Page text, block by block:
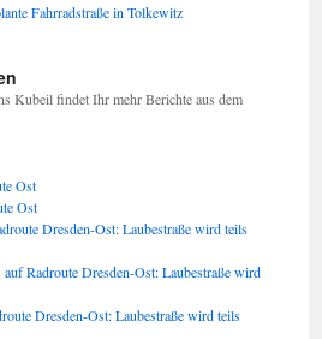
Fahrradstraße in Tolkewitz
Kubeil findet Ihr mehr Berichte aus dem
Ost
Ost
Dresden-Ost: Laubestraße wird teils
Radroute Dresden-Ost: Laubestraße wird
Dresden-Ost: Laubestraße wird teils